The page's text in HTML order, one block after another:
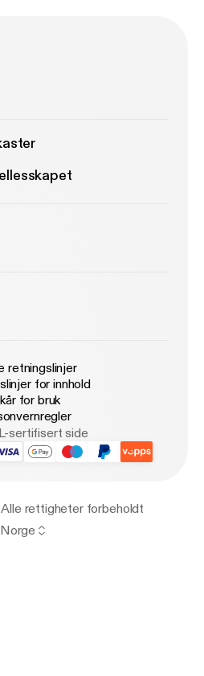
retningslinjer
for innhold
for bruk
sertifisert side
rettigheter forbeholdt
Norge